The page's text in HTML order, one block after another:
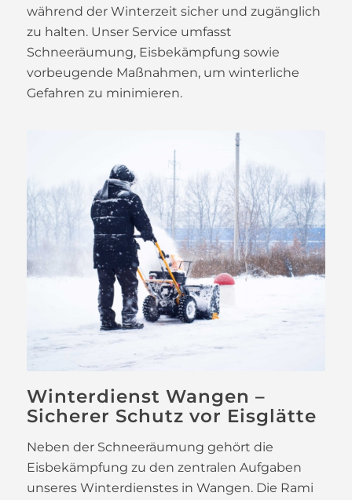
während der Winterzeit sicher und zugänglich
zu halten. Unser Service umfasst
Schneeräumung, Eisbekämpfung sowie
vorbeugende Maßnahmen, um winterliche
Gefahren zu minimieren.
Winterdienst Wangen –
Sicherer Schutz vor Eisglätte
Neben der Schneeräumung gehört die
Eisbekämpfung zu den zentralen Aufgaben
unseres Winterdienstes in Wangen. Die Rami